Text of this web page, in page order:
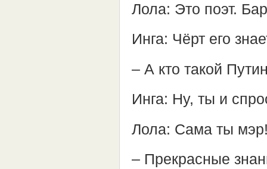
Лола: Это поэт.
Инга: Чёрт его
– А кто такой
Инга: Ну, ты и
Лола: Сама ты
– Прекрасные